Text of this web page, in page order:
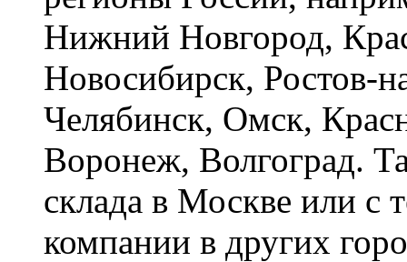
Нижний Новгород,
Новосибирск, Ростов-
Челябинск, Омск,
Воронеж, Волгоград.
склада в Москве или с
компании в других